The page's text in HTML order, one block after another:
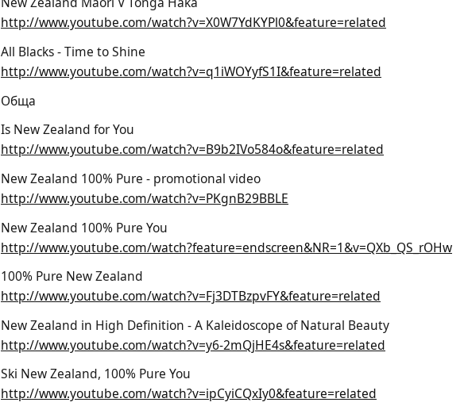
http://www.youtube.com/watch?v=X0W7YdKYPl0&feature=related
All Blacks - Time to Shine
http://www.youtube.com/watch?v=q1iWOYyfS1I&feature=related
Обща
Is New Zealand for You
http://www.youtube.com/watch?v=B9b2IVo584o&feature=related
New Zealand 100% Pure - promotional video
http://www.youtube.com/watch?v=PKgnB29BBLE
New Zealand 100% Pure You
http://www.youtube.com/watch?feature=endscreen&NR=1&v=QXb_QS_rOHw
100% Pure New Zealand
http://www.youtube.com/watch?v=Fj3DTBzpvFY&feature=related
New Zealand in High Definition - A Kaleidoscope of Natural Beauty
http://www.youtube.com/watch?v=y6-2mQjHE4s&feature=related
Ski New Zealand, 100% Pure You
http://www.youtube.com/watch?v=ipCyiCQxIy0&feature=related